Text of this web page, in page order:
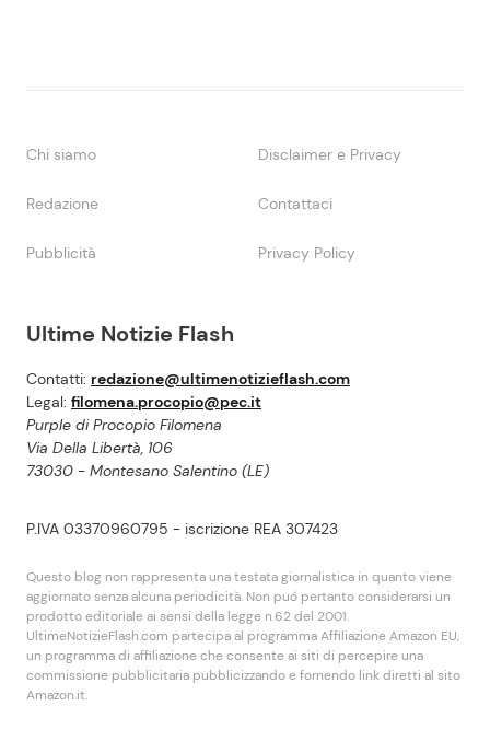
Ultime Notizie Flash
Contatti: redazione@ultimenotizieflash.com
Legal: filomena.procopio@pec.it
Purple di Procopio Filomena
Via Della Libertà, 106
73030 - Montesano Salentino (LE)
P.IVA 03370960795 - iscrizione REA 307423
Questo blog non rappresenta una testata giornalistica in quanto viene
aggiornato senza alcuna periodicità. Non puó pertanto considerarsi un
prodotto editoriale ai sensi della legge n.62 del 2001.
UltimeNotizieFlash.com partecipa al programma Affiliazione Amazon EU,
un programma di affiliazione che consente ai siti di percepire una
commissione pubblicitaria pubblicizzando e fornendo link diretti al sito
Amazon.it.
Chi siamo Disclaimer e Privacy
Redazione Contattaci
Pubblicità Privacy Policy